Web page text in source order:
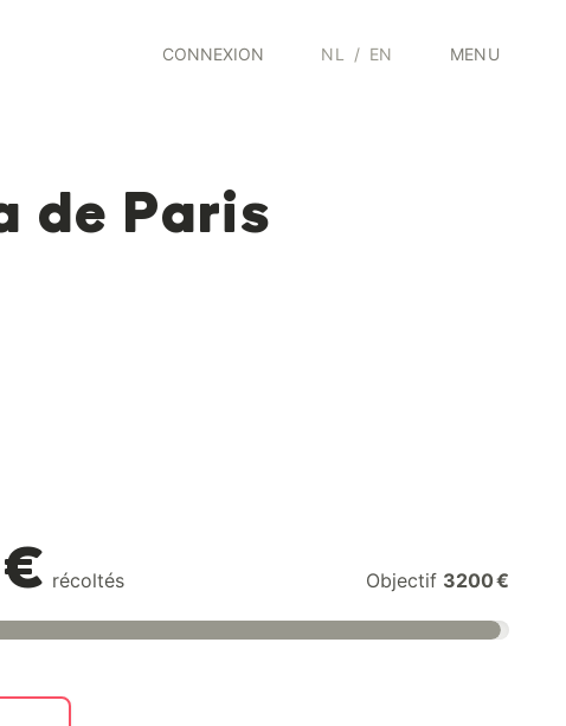
CONNEXION NL / EN MENU
de Paris
récoltés Objectif 3200 €